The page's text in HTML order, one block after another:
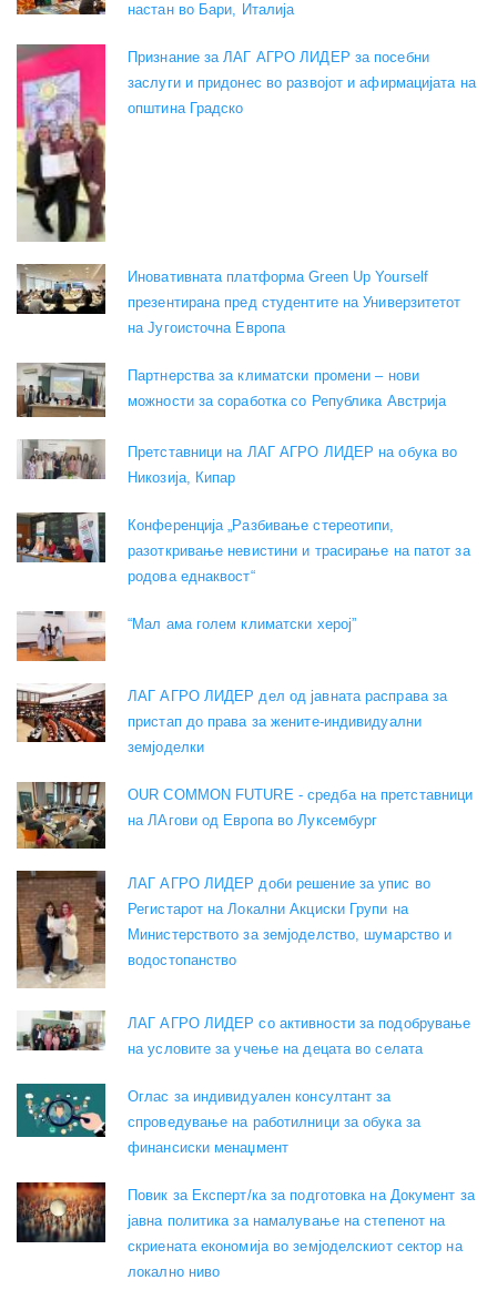
настан во Бари, Италија
Признание за ЛАГ АГРО ЛИДЕР за посебни
заслуги и придонес во развојот и афирмацијата на
општина Градско
Иновативната платформа Green Up Yourself
презентирана пред студентите на Универзитетот
на Југоисточна Европа
Партнерства за климатски промени – нови
можности за соработка со Република Австрија
Претставници на ЛАГ АГРО ЛИДЕР на обука во
Никозија, Кипар
Конференција „Разбивање стереотипи,
разоткривање невистини и трасирање на патот за
родова еднаквост“
“Мал ама голем климатски херој”
ЛАГ АГРО ЛИДЕР дел од јавната расправа за
пристап до права за жените-индивидуални
земјоделки
OUR COMMON FUTURE - средба на претставници
на ЛАгови од Европа во Луксембург
ЛАГ АГРО ЛИДЕР доби решение за упис во
Регистарот на Локални Акциски Групи на
Министерството за земјоделство, шумарство и
водостопанство
ЛАГ АГРО ЛИДЕР со активности за подобрување
на условите за учење на децата во селата
Оглас за индивидуален консултант за
спроведување на работилници за обука за
финансиски менаџмент
Повик за Експерт/ка за подготовка на Документ за
јавна политика за намалување на степенот на
скриената економија во земјоделскиот сектор на
локално ниво